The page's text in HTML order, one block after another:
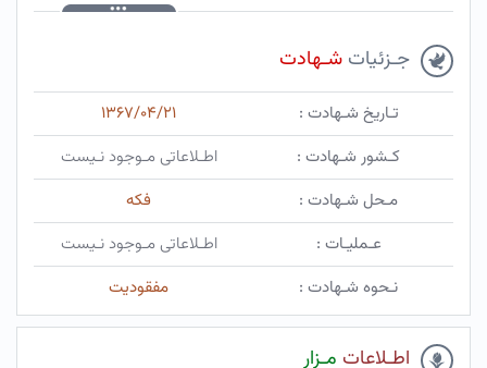
جـزئیات شـهادت
تـاریخ شـهادت :
۱۳۶۷/۰۴/۲۱
کـشور شـهادت :
اطـلاعاتی مـوجود نـیست
مـحل شـهادت :
فکه
عـملیـات :
اطـلاعاتی مـوجود نـیست
نـحوه شـهادت :
مفقودیت
اطـلاعات مـزار